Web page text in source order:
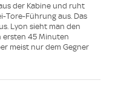
der Kabine und ruht
Tore-Führung aus. Das
Lyon sieht man den
ersten 45 Minuten
meist nur dem Gegner